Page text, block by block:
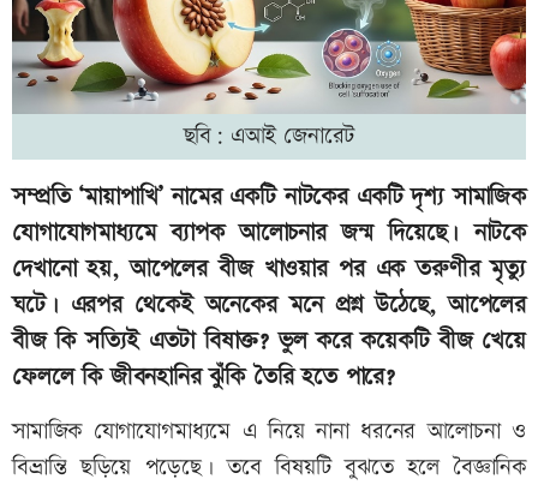
ছবি: এআই জেনারেট
সম্প্রতি ‘মায়াপাখি’ নামের একটি নাটকের একটি দৃশ্য সামাজিক
যোগাযোগমাধ্যমে ব্যাপক আলোচনার জন্ম দিয়েছে। নাটকে
দেখানো হয়, আপেলের বীজ খাওয়ার পর এক তরুণীর মৃত্যু
ঘটে। এরপর থেকেই অনেকের মনে প্রশ্ন উঠেছে, আপেলের
বীজ কি সত্যিই এতটা বিষাক্ত? ভুল করে কয়েকটি বীজ খেয়ে
ফেললে কি জীবনহানির ঝুঁকি তৈরি হতে পারে?
সামাজিক যোগাযোগমাধ্যমে এ নিয়ে নানা ধরনের আলোচনা ও
বিভ্রান্তি ছড়িয়ে পড়েছে। তবে বিষয়টি বুঝতে হলে বৈজ্ঞানিক